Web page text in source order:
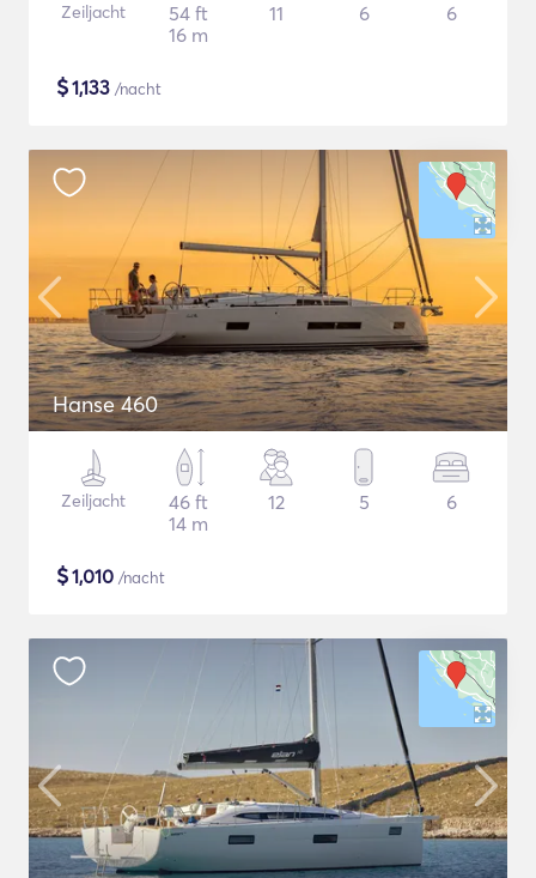
Zeiljacht
54 ft
16 m
11 6 6
$1,133 /nacht
Hanse 460
Zeiljacht
46 ft
14 m
12 5 6
$1,010 /nacht